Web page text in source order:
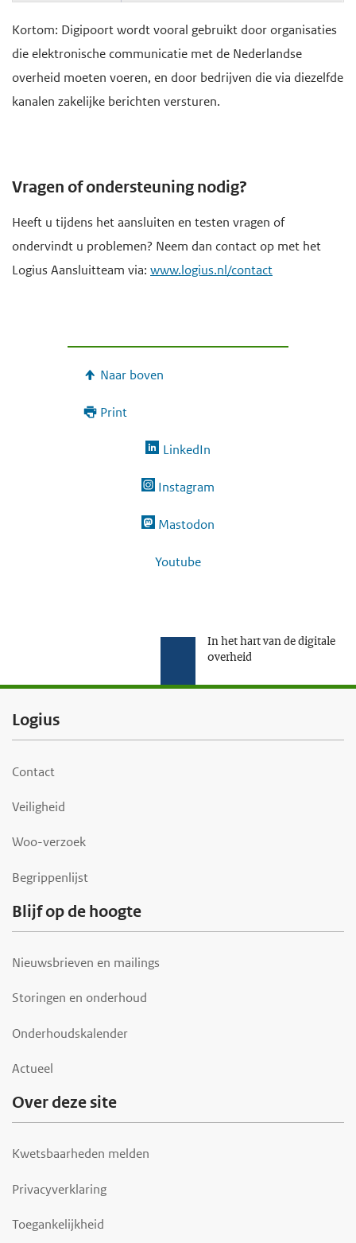
Kortom: Digipoort wordt vooral gebruikt door organisaties
die elektronische communicatie met de Nederlandse
overheid moeten voeren, en door bedrijven die via diezelfde
kanalen zakelijke berichten versturen.
Vragen of ondersteuning nodig?
Heeft u tijdens het aansluiten en testen vragen of
ondervindt u problemen? Neem dan contact op met het
Logius Aansluitteam via: www.logius.nl/contact
Naar boven
Print
LinkedIn
Instagram
Mastodon
Youtube
In het hart van de digitale
overheid
F
o
o
e
r
Logius
Contact
Veiligheid
Woo-verzoek
Begrippenlijst
Blijf op de hoogte
Nieuwsbrieven en mailings
Storingen en onderhoud
Onderhoudskalender
Actueel
Over deze site
Kwetsbaarheden melden
Privacyverklaring
Toegankelijkheid